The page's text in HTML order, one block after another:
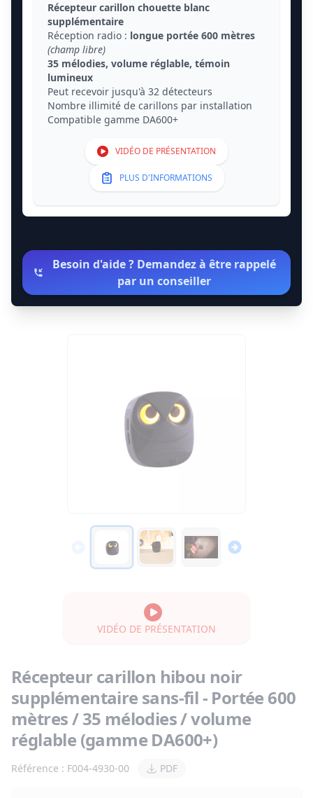
Récepteur carillon chouette blanc
supplémentaire
Réception radio : longue portée 600 mètres
(champ libre)
35 mélodies, volume réglable, témoin
lumineux
Peut recevoir jusqu'à 32 détecteurs
Nombre illimité de carillons par installation
Compatible gamme DA600+
VIDÉO DE PRÉSENTATION
PLUS D'INFORMATIONS
Besoin d'aide ? Demandez à être rappelé
par un conseiller
VIDÉO DE PRÉSENTATION
Récepteur carillon hibou noir
supplémentaire sans-fil - Portée 600
mètres / 35 mélodies / volume
réglable (gamme DA600+)
Référence : F004-4930-00 PDF